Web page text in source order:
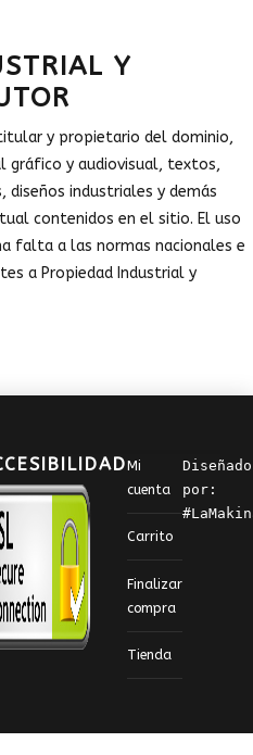
Y
y propietario del dominio,
gráfico y audiovisual, textos,
diseños industriales y demás
contenidos en el sitio. El uso
falta a las normas nacionales e
a Propiedad Industrial y
Mi
cuenta
Carrito
Finalizar
compra
Tienda
Diseñado
por: